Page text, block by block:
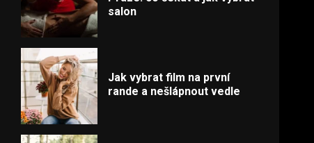
salon
Jak vybrat film na první
rande a nešlápnout vedle